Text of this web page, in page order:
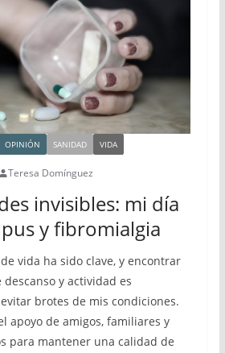
OPINIÓN SANIDAD VIDA
Teresa Domínguez
invisibles: mi día
y fibromialgia
vida ha sido clave, y encontrar
y actividad es
brotes de mis condiciones.
apoyo de amigos, familiares y
para mantener una calidad de